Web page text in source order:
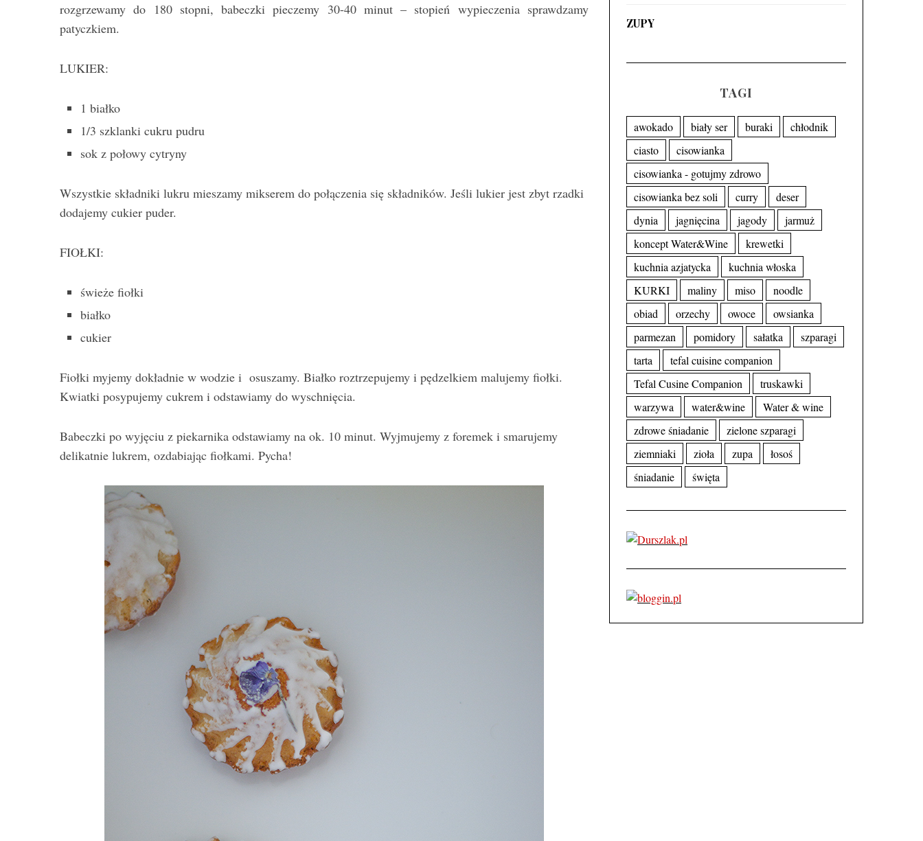
rozgrzewamy do 180 stopni, babeczki pieczemy 30-40 minut – stopień wypieczenia sprawdzamy
patyczkiem.
LUKIER:
1 białko
1/3 szklanki cukru pudru
sok z połowy cytryny
Wszystkie składniki lukru mieszamy mikserem do połączenia się składników. Jeśli lukier jest zbyt rzadki
dodajemy cukier puder.
FIOŁKI:
świeże fiołki
białko
cukier
Fiołki myjemy dokładnie w wodzie i osuszamy. Białko roztrzepujemy i pędzelkiem malujemy fiołki.
Kwiatki posypujemy cukrem i odstawiamy do wyschnięcia.
Babeczki po wyjęciu z piekarnika odstawiamy na ok. 10 minut. Wyjmujemy z foremek i smarujemy
delikatnie lukrem, ozdabiając fiołkami. Pycha!
ZUPY
TAGI
awokado biały ser buraki
chłodnik
ciasto
cisowianka
cisowianka - gotujmy zdrowo
cisowianka bez soli
curry
deser
dynia
jagnięcina jagody
jarmuż
koncept Water&Wine
krewetki
kuchnia azjatycka
kuchnia włoska
KURKI
maliny miso
noodle
obiad
orzechy owoce
owsianka
parmezan
pomidory sałatka
szparagi
tarta
tefal cuisine companion
Tefal Cusine Companion
truskawki
warzywa
water&wine
Water & wine
zdrowe śniadanie
zielone szparagi
ziemniaki
zioła zupa
łosoś
śniadanie
święta